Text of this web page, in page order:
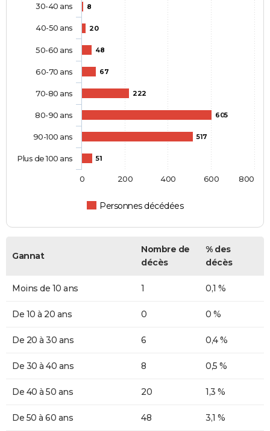
8
20
48
67
222
605
517
51
Personnes décédées
30-40 ans
40-50 ans
50-60 ans
60-70 ans
70-80 ans
80-90 ans
90-100 ans
Plus de 100 ans
0 200 400 600 800
Gannat
Nombre de
décès
% des
décès
Moins de 10 ans 1 0,1 %
De 10 à 20 ans 0 0 %
De 20 à 30 ans 6 0,4 %
De 30 à 40 ans 8 0,5 %
De 40 à 50 ans 20 1,3 %
De 50 à 60 ans 48 3,1 %